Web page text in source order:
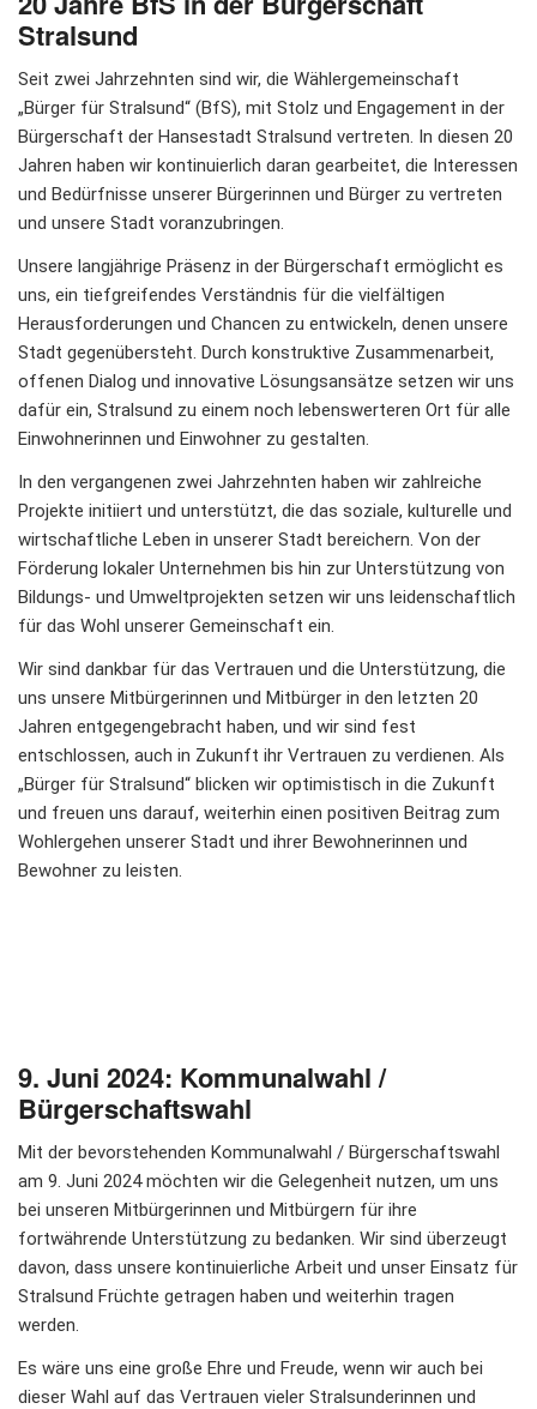
Stralsund
Seit zwei Jahrzehnten sind wir, die Wählergemeinschaft
„Bürger für Stralsund“ (BfS), mit Stolz und Engagement in der
Bürgerschaft der Hansestadt Stralsund vertreten. In diesen 20
Jahren haben wir kontinuierlich daran gearbeitet, die Interessen
und Bedürfnisse unserer Bürgerinnen und Bürger zu vertreten
und unsere Stadt voranzubringen.
Unsere langjährige Präsenz in der Bürgerschaft ermöglicht es
uns, ein tiefgreifendes Verständnis für die vielfältigen
Herausforderungen und Chancen zu entwickeln, denen unsere
Stadt gegenübersteht. Durch konstruktive Zusammenarbeit,
offenen Dialog und innovative Lösungsansätze setzen wir uns
dafür ein, Stralsund zu einem noch lebenswerteren Ort für alle
Einwohnerinnen und Einwohner zu gestalten.
In den vergangenen zwei Jahrzehnten haben wir zahlreiche
Projekte initiiert und unterstützt, die das soziale, kulturelle und
wirtschaftliche Leben in unserer Stadt bereichern. Von der
Förderung lokaler Unternehmen bis hin zur Unterstützung von
Bildungs- und Umweltprojekten setzen wir uns leidenschaftlich
für das Wohl unserer Gemeinschaft ein.
Wir sind dankbar für das Vertrauen und die Unterstützung, die
uns unsere Mitbürgerinnen und Mitbürger in den letzten 20
Jahren entgegengebracht haben, und wir sind fest
entschlossen, auch in Zukunft ihr Vertrauen zu verdienen. Als
„Bürger für Stralsund“ blicken wir optimistisch in die Zukunft
und freuen uns darauf, weiterhin einen positiven Beitrag zum
Wohlergehen unserer Stadt und ihrer Bewohnerinnen und
Bewohner zu leisten.
9. Juni 2024: Kommunalwahl /
Bürgerschaftswahl
Mit der bevorstehenden Kommunalwahl / Bürgerschaftswahl
am 9. Juni 2024 möchten wir die Gelegenheit nutzen, um uns
bei unseren Mitbürgerinnen und Mitbürgern für ihre
fortwährende Unterstützung zu bedanken. Wir sind überzeugt
davon, dass unsere kontinuierliche Arbeit und unser Einsatz für
Stralsund Früchte getragen haben und weiterhin tragen
werden.
Es wäre uns eine große Ehre und Freude, wenn wir auch bei
dieser Wahl auf das Vertrauen vieler Stralsunderinnen und